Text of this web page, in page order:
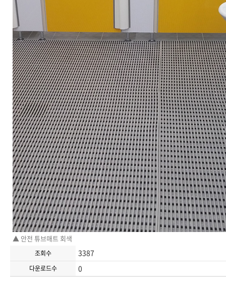
▲ 안전 튜브매트 회색
조회수 3387
다운로드수 0